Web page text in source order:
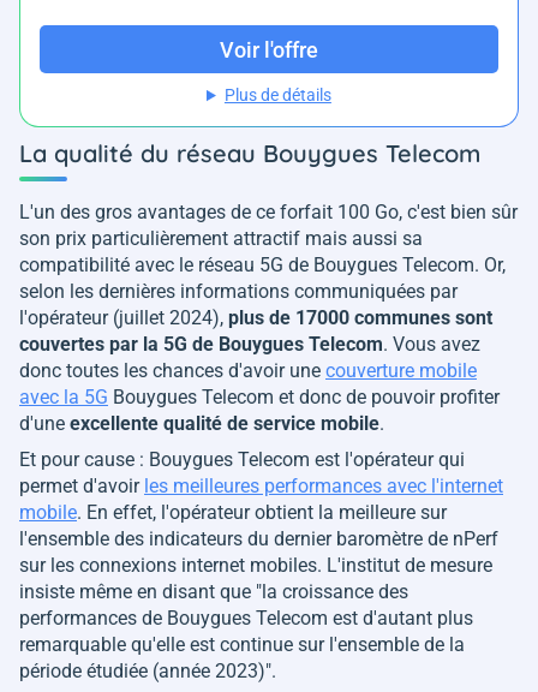
Voir l'offre
Plus de détails
La qualité du réseau Bouygues Telecom
L'un des gros avantages de ce forfait 100 Go, c'est bien sûr
son prix particulièrement attractif mais aussi sa
compatibilité avec le réseau 5G de Bouygues Telecom. Or,
selon les dernières informations communiquées par
l'opérateur (juillet 2024), plus de 17000 communes sont
couvertes par la 5G de Bouygues Telecom. Vous avez
donc toutes les chances d'avoir une couverture mobile
avec la 5G Bouygues Telecom et donc de pouvoir profiter
d'une excellente qualité de service mobile.
Et pour cause : Bouygues Telecom est l'opérateur qui
permet d'avoir les meilleures performances avec l'internet
mobile. En effet, l'opérateur obtient la meilleure sur
l'ensemble des indicateurs du dernier baromètre de nPerf
sur les connexions internet mobiles. L'institut de mesure
insiste même en disant que " la croissance des
performances de Bouygues Telecom est d'autant plus
remarquable qu'elle est continue sur l'ensemble de la
période étudiée (année 2023)".